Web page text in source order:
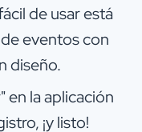
de usar está
eventos con
diseño.
la aplicación
¡y listo!